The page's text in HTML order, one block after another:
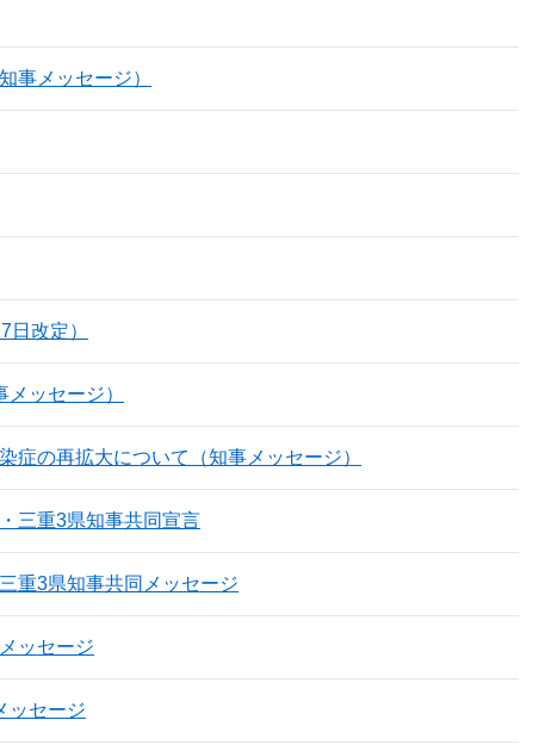
事メッセージ）
改定）
ッセージ）
症の再拡大について（知事メッセージ）
三重3県知事共同宣言
重3県知事共同メッセージ
ッセージ
ッセージ